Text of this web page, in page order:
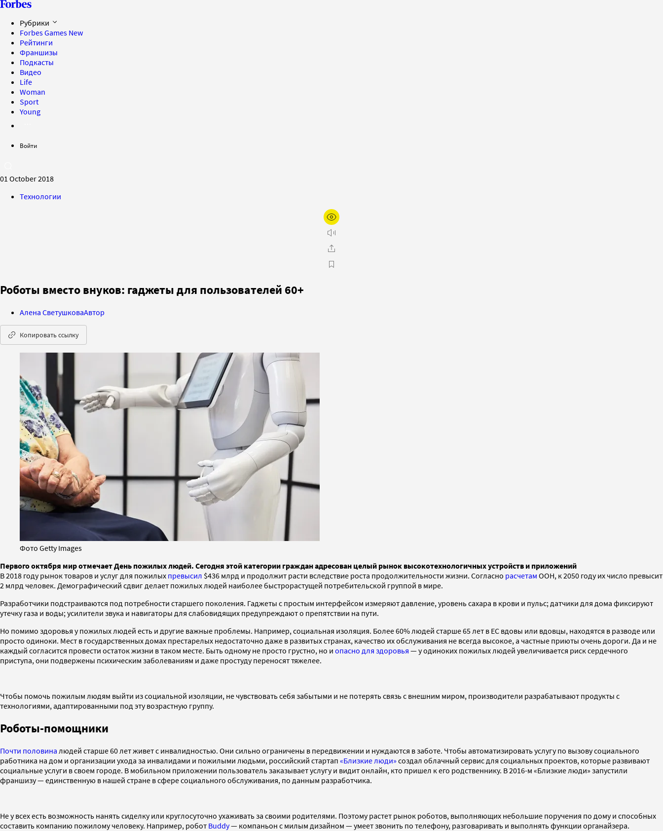
Рубрики
Forbes Games New
Рейтинги
Франшизы
Подкасты
Видео
Life
Woman
Sport
Young
Войти
01 October 2018
Технологии
Роботы вместо внуков: гаджеты для пользователей 60+
Алена СветушковаАвтор
Копировать ссылку
Фото Getty Images
Первого октября мир отмечает День пожилых людей. Сегодня этой категории граждан адресован целый рынок высокотехнологичных устройств и приложений
В 2018 году рынок товаров и услуг для пожилых превысил $436 млрд и продолжит расти вследствие роста продолжительности жизни. Согласно расчетам ООН, к 2050 году их число превысит
2 млрд человек. Демографический сдвиг делает пожилых людей наиболее быстрорастущей потребительской группой в мире.
Разработчики подстраиваются под потребности старшего поколения. Гаджеты с простым интерфейсом измеряют давление, уровень сахара в крови и пульс; датчики для дома фиксируют
утечку газа и воды; усилители звука и навигаторы для слабовидящих предупреждают о препятствии на пути.
Но помимо здоровья у пожилых людей есть и другие важные проблемы. Например, социальная изоляция. Более 60% людей старше 65 лет в ЕС вдовы или вдовцы, находятся в разводе или
просто одиноки. Мест в государственных домах престарелых недостаточно даже в развитых странах, качество их обслуживания не всегда высокое, а частные приюты очень дороги. Да и не
каждый согласится провести остаток жизни в таком месте. Быть одному не просто грустно, но и опасно для здоровья — у одиноких пожилых людей увеличивается риск сердечного
приступа, они подвержены психическим заболеваниям и даже простуду переносят тяжелее.
Чтобы помочь пожилым людям выйти из социальной изоляции, не чувствовать себя забытыми и не потерять связь с внешним миром, производители разрабатывают продукты с
технологиями, адаптированными под эту возрастную группу.
Роботы-помощники
Почти половина людей старше 60 лет живет с инвалидностью. Они сильно ограничены в передвижении и нуждаются в заботе. Чтобы автоматизировать услугу по вызову социального
работника на дом и организации ухода за инвалидами и пожилыми людьми, российский стартап «Близкие люди» создал облачный сервис для социальных проектов, которые развивают
социальные услуги в своем городе. В мобильном приложении пользователь заказывает услугу и видит онлайн, кто пришел к его родственнику. В 2016-м «Близкие люди» запустили
франшизу — единственную в нашей стране в сфере социального обслуживания, по данным разработчика.
Не у всех есть возможность нанять сиделку или круглосуточно ухаживать за своими родителями. Поэтому растет рынок роботов, выполняющих небольшие поручения по дому и способных
составить компанию пожилому человеку. Например, робот Buddy— компаньон с милым дизайном — умеет звонить по телефону, разговаривать и выполнять функции органайзера.